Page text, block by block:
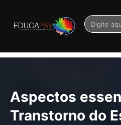
Aspectos
Transtorno do